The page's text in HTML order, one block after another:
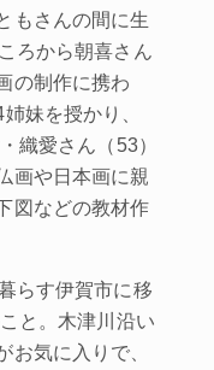
もさんの間に生
ろから朝喜さん
の制作に携わ
妹を授かり、
織愛さん（53）
画や日本画に親
図などの教材作
らす伊賀市に移
と。木津川沿い
お気に入りで、